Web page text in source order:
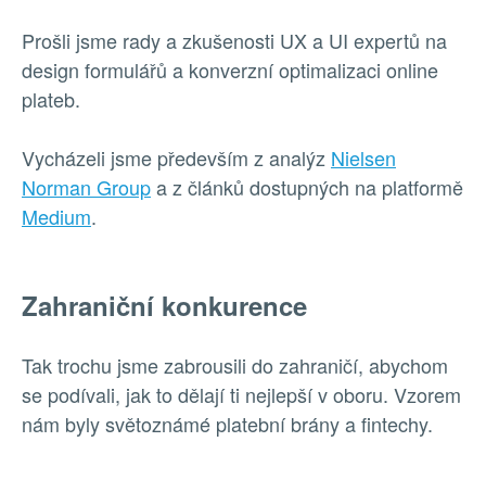
Prošli jsme rady a zkušenosti UX a UI expertů na
design formulářů a konverzní optimalizaci online
plateb.
Vycházeli jsme především z analýz Nielsen
Norman Groupa z článků dostupných na platformě
Medium.
Zahraniční konkurence
Tak trochu jsme zabrousili do zahraničí, abychom
se podívali, jak to dělají ti nejlepší v oboru. Vzorem
nám byly světoznámé platební brány a fintechy.